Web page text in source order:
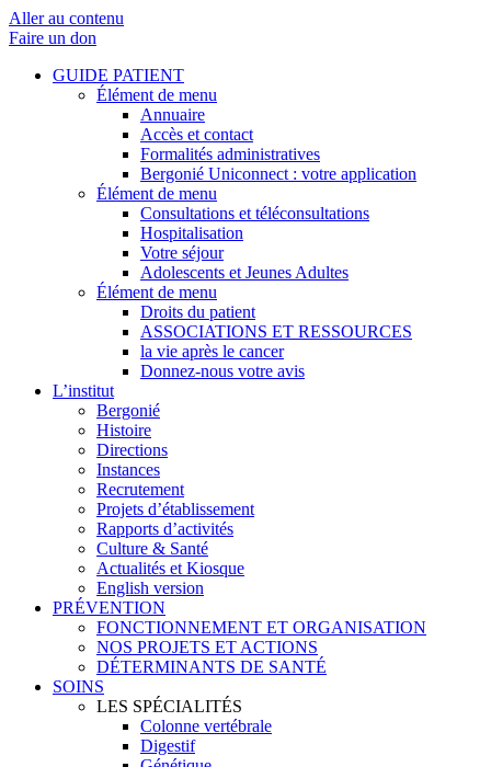
Aller au contenu
Faire un don
GUIDE PATIENT
Élément de menu
Annuaire
Accès et contact
Formalités administratives
Bergonié Uniconnect : votre application
Élément de menu
Consultations et téléconsultations
Hospitalisation
Votre séjour
Adolescents et Jeunes Adultes
Élément de menu
Droits du patient
ASSOCIATIONS ET RESSOURCES
la vie après le cancer
Donnez-nous votre avis
L’institut
Bergonié
Histoire
Directions
Instances
Recrutement
Projets d’établissement
Rapports d’activités
Culture & Santé
Actualités et Kiosque
English version
PRÉVENTION
FONCTIONNEMENT ET ORGANISATION
NOS PROJETS ET ACTIONS
DÉTERMINANTS DE SANTÉ
SOINS
LES SPÉCIALITÉS
Colonne vertébrale
Digestif